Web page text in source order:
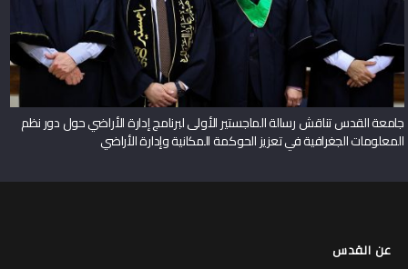
جامعة القدس تناقش رسالة الماجستير الأولى لبرنامج إدارة الأراضي حول دور نظم
المعلومات الجغرافية في تعزيز الحوكمة المكانية وإدارة الأراضي
عن القدس